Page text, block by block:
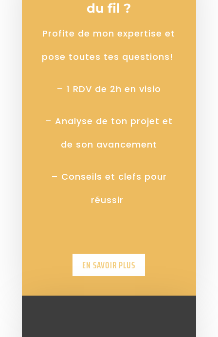
du fil ?
Profite de mon expertise et
pose toutes tes questions!
– 1 RDV de 2h en visio
– Analyse de ton projet et
de son avancement
– Conseils et clefs pour
réussir
EN SAVOIR PLUS